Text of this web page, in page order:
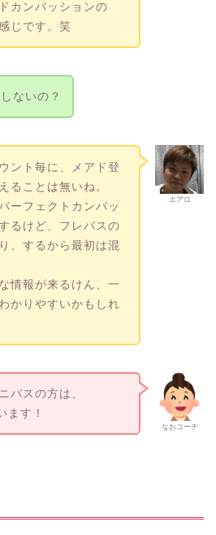
カンバッションの
じです。笑
ないの？
エアロ
ント毎に、メアド登
ることは無いね。
ーフェクトカンバッ
るけど、フレバスの
、するから最初は混
情報が来るけん、一
かりやすいかもしれ
なおコーチ
バスの方は、
ます！